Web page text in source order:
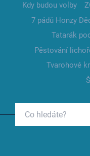
Kdy budou volby
7 pádů Honzy
Tatarák
Pěstování
Tvarohové